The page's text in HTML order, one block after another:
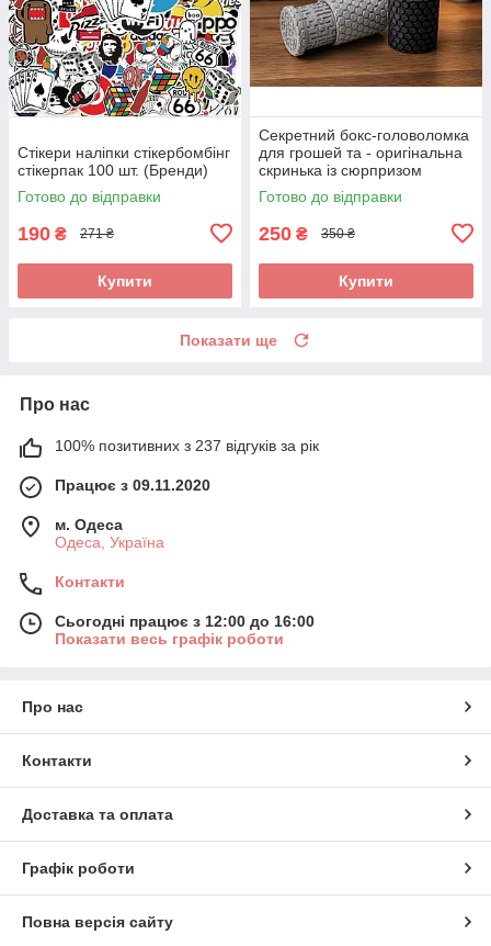
Стікери наліпки стікербомбінг
стікерпак 100 шт. (Бренди)
Готово до відправки
190 ₴ 271 ₴
Купити
Секретний бокс-головоломка
для грошей та - оригінальна
скринька із сюрпризом
Готово до відправки
250 ₴ 350 ₴
Купити
Показати ще
Про нас
100% позитивних з 237 відгуків за рік
Працює з 09.11.2020
м. Одеса
Одеса, Україна
Контакти
Сьогодні працює з 12:00 до 16:00
Показати весь графік роботи
Про нас
Контакти
Доставка та оплата
Графік роботи
Повна версія сайту